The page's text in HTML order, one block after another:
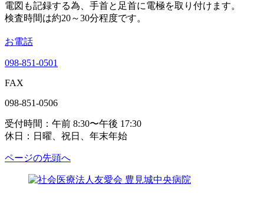
電図も記録する為、手首と足首に電極を取り付けます。
検査時間は約20～30分程度です。
お電話
098-851-0501
FAX
098-851-0506
受付時間​：午前 8:30〜午後 17:30​
休日：日曜、祝日、年末年始
ページの先頭へ